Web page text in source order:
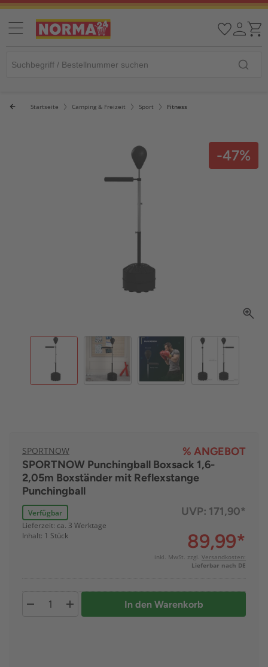
Startseite Camping & Freizeit Sport Fitness
-47%
SPORTNOW
% ANGEBOT
SPORTNOW Punchingball Boxsack 1,6-
2,05m Boxständer mit Reflexstange
Punchingball
Verfügbar
Lieferzeit: ca. 3 Werktage
Inhalt: 1 Stück
UVP: 171,90*
89,99*
inkl. MwSt. zzgl. Versandkosten:
Lieferbar nach DE
In den Warenkorb